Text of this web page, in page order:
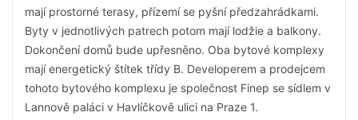
mají prostorné terasy, přízemí se pyšní předzahrádkami.
Byty v jednotlivých patrech potom mají lodžie a balkony.
Dokončení domů bude upřesněno. Oba bytové komplexy
mají energetický štítek třídy B. Developerem a prodejcem
tohoto bytového komplexu je společnost Finep se sídlem v
Lannově paláci v Havlíčkově ulici na Praze 1.